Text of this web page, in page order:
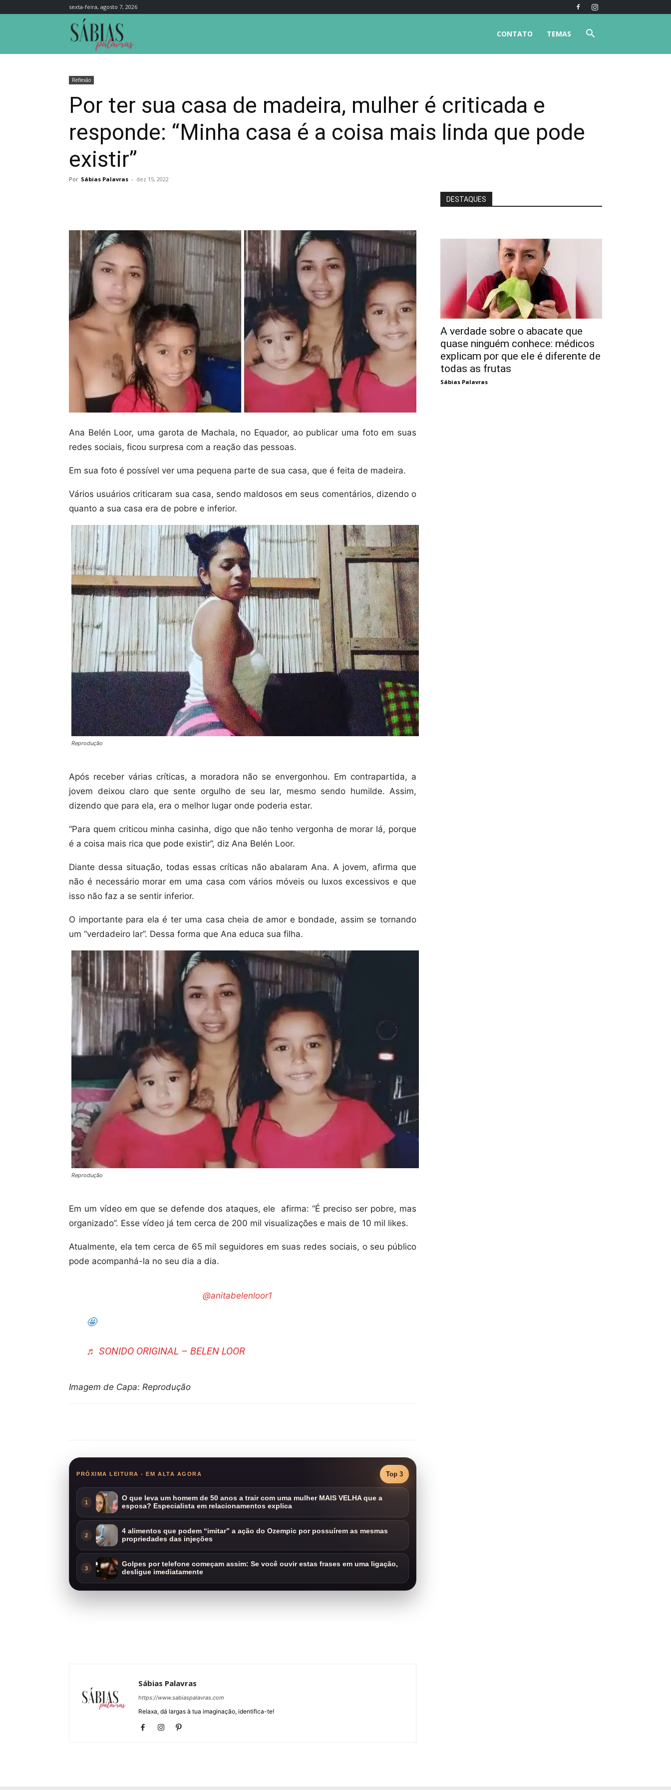
sexta-feira, agosto 7, 2026
TEMAS
CONTATO
Reflexão
Por ter sua casa de madeira, mulher é criticada e
responde: “Minha casa é a coisa mais linda que pode
existir”
Por Sábias Palavras - dez 15, 2022
Ana Belén Loor, uma garota de Machala, no Equador, ao publicar uma foto em suas
redes sociais, ficou surpresa com a reação das pessoas.
Em sua foto é possível ver uma pequena parte de sua casa, que é feita de madeira.
Vários usuários criticaram sua casa, sendo maldosos em seus comentários, dizendo o
quanto a sua casa era de pobre e inferior.
Reprodução
Após receber várias críticas, a moradora não se envergonhou. Em contrapartida, a
jovem deixou claro que sente orgulho de seu lar, mesmo sendo humilde. Assim,
dizendo que para ela, era o melhor lugar onde poderia estar.
“Para quem criticou minha casinha, digo que não tenho vergonha de morar lá, porque
é a coisa mais rica que pode existir”, diz Ana Belén Loor.
Diante dessa situação, todas essas críticas não abalaram Ana. A jovem, afirma que
não é necessário morar em uma casa com vários móveis ou luxos excessivos e que
isso não faz a se sentir inferior.
O importante para ela é ter uma casa cheia de amor e bondade, assim se tornando
um “verdadeiro lar”. Dessa forma que Ana educa sua filha.
Reprodução
Em um vídeo em que se defende dos ataques, ele afirma: “É preciso ser pobre, mas
organizado’’. Esse vídeo já tem cerca de 200 mil visualizações e mais de 10 mil likes.
Atualmente, ela tem cerca de 65 mil seguidores em suas redes sociais, o seu público
pode acompanhá-la no seu dia a dia.
@anitabelenloor1
🤩
♬ SONIDO ORIGINAL – BELEN LOOR
Imagem de Capa: Reprodução
PRÓXIMA LEITURA - EM ALTA AGORA Top 3
1
O que leva um homem de 50 anos a trair com uma mulher MAIS VELHA que a
esposa? Especialista em relacionamentos explica
2
4 alimentos que podem “imitar” a ação do Ozempic por possuírem as mesmas
propriedades das injeções
3
Golpes por telefone começam assim: Se você ouvir estas frases em uma ligação,
desligue imediatamente
Sábias Palavras
https://www.sabiaspalavras.com
Relaxa, dá largas à tua imaginação, identifica-te!
DESTAQUES
A verdade sobre o abacate que
quase ninguém conhece: médicos
explicam por que ele é diferente de
todas as frutas
Sábias Palavras